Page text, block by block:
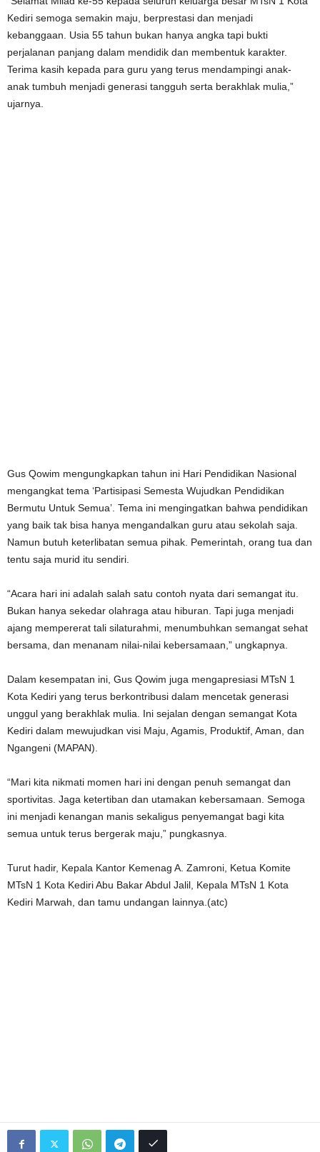
Kediri semoga semakin maju, berprestasi dan menjadi
kebanggaan. Usia 55 tahun bukan hanya angka tapi bukti
perjalanan panjang dalam mendidik dan membentuk karakter.
Terima kasih kepada para guru yang terus mendampingi anak-
anak tumbuh menjadi generasi tangguh serta berakhlak mulia,”
ujarnya.
Gus Qowim mengungkapkan tahun ini Hari Pendidikan Nasional
mengangkat tema ‘Partisipasi Semesta Wujudkan Pendidikan
Bermutu Untuk Semua’. Tema ini mengingatkan bahwa pendidikan
yang baik tak bisa hanya mengandalkan guru atau sekolah saja.
Namun butuh keterlibatan semua pihak. Pemerintah, orang tua dan
tentu saja murid itu sendiri.
“Acara hari ini adalah salah satu contoh nyata dari semangat itu.
Bukan hanya sekedar olahraga atau hiburan. Tapi juga menjadi
ajang mempererat tali silaturahmi, menumbuhkan semangat sehat
bersama, dan menanam nilai-nilai kebersamaan,” ungkapnya.
Dalam kesempatan ini, Gus Qowim juga mengapresiasi MTsN 1
Kota Kediri yang terus berkontribusi dalam mencetak generasi
unggul yang berakhlak mulia. Ini sejalan dengan semangat Kota
Kediri dalam mewujudkan visi Maju, Agamis, Produktif, Aman, dan
Ngangeni (MAPAN).
“Mari kita nikmati momen hari ini dengan penuh semangat dan
sportivitas. Jaga ketertiban dan utamakan kebersamaan. Semoga
ini menjadi kenangan manis sekaligus penyemangat bagi kita
semua untuk terus bergerak maju,” pungkasnya.
Turut hadir, Kepala Kantor Kemenag A. Zamroni, Ketua Komite
MTsN 1 Kota Kediri Abu Bakar Abdul Jalil, Kepala MTsN 1 Kota
Kediri Marwah, dan tamu undangan lainnya.(atc)